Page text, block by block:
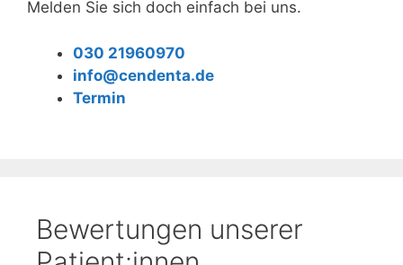
Melden Sie sich doch einfach bei uns.
030 21960970
info@cendenta.de
Termin
Bewertungen unserer